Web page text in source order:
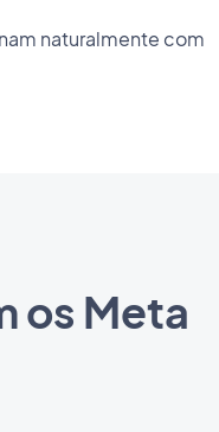
naturalmente com
os Meta